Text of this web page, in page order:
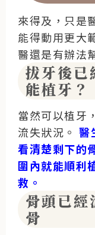
來得及，只是
能得動用更大
醫還是有辦法
拔牙後已
能植牙？
當然可以植牙
流失狀況。 醫
看清楚剩下的
圍內就能順利
救。
骨頭已經
骨